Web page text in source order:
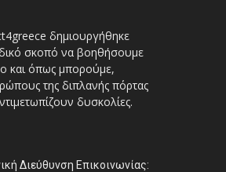
δημιουργήθηκε
σκοπό να βοηθήσουμε
και όπως μπορούμε,
της διπλανής πόρτας
δυσκολίες.
Διεύθυνση Επικοινωνίας: